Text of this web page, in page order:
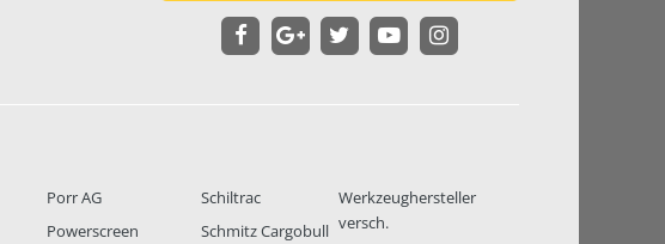
Porr AG
Powerscreen
Schiltrac
Schmitz Cargobull
Werkzeughersteller
versch.